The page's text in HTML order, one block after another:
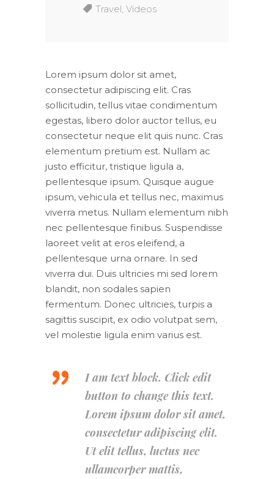
Travel Videos
Lorem ipsum dolor sit amet,
consectetur adipiscing elit. Cras
sollicitudin, tellus vitae condimentum
egestas, libero dolor auctor tellus, eu
consectetur neque elit quis nunc. Cras
elementum pretium est. Nullam ac
justo efficitur, tristique ligula a,
pellentesque ipsum. Quisque augue
ipsum, vehicula et tellus nec, maximus
viverra metus. Nullam elementum nibh
nec pellentesque finibus. Suspendisse
laoreet velit at eros eleifend, a
pellentesque urna ornare. In sed
viverra dui. Duis ultricies mi sed lorem
blandit, non sodales sapien
fermentum. Donec ultricies, turpis a
sagittis suscipit, ex odio volutpat sem,
vel molestie ligula enim varius est.
I am text block. Click edit
button to change this text.
Lorem ipsum dolor sit amet,
consectetur adipiscing elit.
Ut elit tellus, luctus nec
ullamcorper mattis,